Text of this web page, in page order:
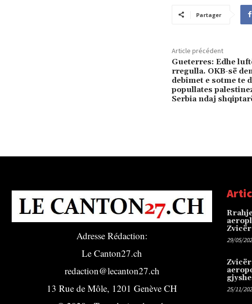
Partager
Article précédent
Gueterres: Edhe
rregulla. OKB-së
debimet e sotme te
popullates
Serbia ndaj
Adresse Rédaction:
Le Canton27.ch
redaction@lecanton27.ch
13 Rue de Môle, 1201 Genève CH
Zvicër
29/05/
25/11/